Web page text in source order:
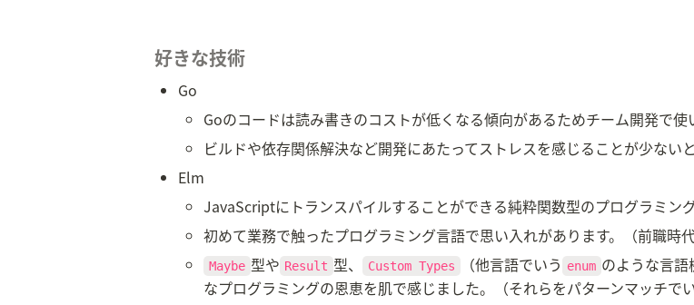
好きな技術
Go
Goのコードは読み書きのコストが低くなる傾向があるためチーム開発で使
ビルドや依存関係解決など開発にあたってストレスを感じることが少ない
Elm
JavaScriptにトランスパイルすることができる純粋関数型のプログラミング
初めて業務で触ったプログラミング言語で思い入れがあります。（前職時代
Maybe 型や Result 型、 Custom Types （他言語でいう enum のような言
なプログラミングの恩恵を肌で感じました。（それらをパターンマッチで